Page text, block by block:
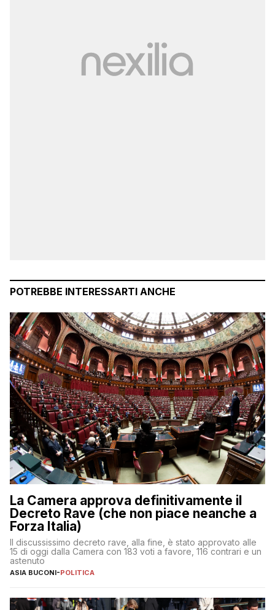
POTREBBE INTERESSARTI ANCHE
La Camera approva definitivamente il
Decreto Rave (che non piace neanche a
Forza Italia)
Il discussissimo decreto rave, alla fine, è stato approvato alle
15 di oggi dalla Camera con 183 voti a favore, 116 contrari e un
astenuto
ASIA BUCONI-POLITICA